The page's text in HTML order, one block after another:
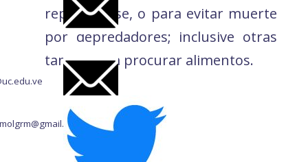
reproducirse, o para evitar muerte
por depredadores; inclusive otras
tantas para procurar alimentos.